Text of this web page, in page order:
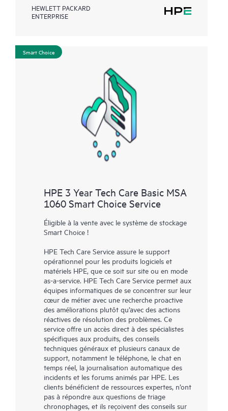
HEWLETT PACKARD
ENTERPRISE
Smart Choice
HPE 3 Year Tech Care Basic MSA
1060 Smart Choice Service
Éligible à la vente avec le système de stockage
Smart Choice !
HPE Tech Care Service assure le support
opérationnel pour les produits logiciels et
matériels HPE, que ce soit sur site ou en mode
as-a-service. HPE Tech Care Service permet aux
équipes informatiques de se concentrer sur leur
cœur de métier avec une recherche proactive
des améliorations plutôt qu’avec des actions
réactives de résolution des problèmes. Ce
service offre un accès direct à des spécialistes
spécifiques aux produits, des conseils
techniques généraux et plusieurs canaux de
support, notamment le téléphone, le chat en
temps réel, la journalisation automatique des
incidents et les forums animés par HPE. Les
clients bénéficient de ressources expertes, n’ont
pas à répondre aux questions de triage
chronophages, et ils reçoivent des conseils sur